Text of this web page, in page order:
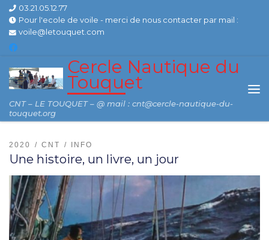
Skip to content
03.21.05.12.77
Pour l'ecole de voile - merci de nous contacter par mail :
voile@letouquet.com
Cercle Nautique du
Touquet
CNT – LE TOUQUET – @ mail : cnt@cercle-nautique-du-
touquet.org
2020 CNT INFO
Une histoire, un livre, un jour